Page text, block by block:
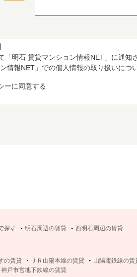
「明石 賃貸マンション情報NET」に通知
情報NET」での個人情報の取り扱いにつ
ーに同意する
探す
明石周辺の賃貸
西明石周辺の賃貸
の賃貸
ＪＲ山陽本線の賃貸
山陽電鉄線の賃
神戸市営地下鉄線の賃貸